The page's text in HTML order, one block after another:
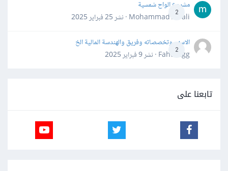
2
مشروع الواح شمسية
Mohammad Awali · نشر
25 فبراير 2025
2
الاسهم وتخصصاته وفريق والهندسة المالية الخ
Fahd Ggg · نشر
9 فبراير 2025
تابعنا على